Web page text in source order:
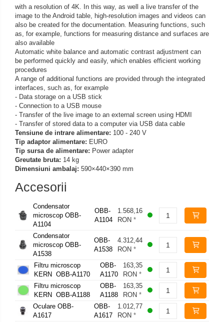
with a resolution of 4K. In this way, as well a live transfer of the
image to the Android table, high-resolution images and videos can
also be created for the documentation. Measuring functions, such
as, for example, functions for measuring distance and surfaces are
also available
Automatic white balance and automatic contrast adjustment can
be performed quickly and easily, which enables efficient working
procedures
A range of additional functions are provided through the integrated
interfaces, such as, for example
- Data storage on a USB stick
- Connection to a USB mouse
- Transfer of the live image to an external screen using HDMI
- Transfer of stored data to a computer via USB data cable
Tensiune de intrare alimentare: 100 - 240 V
Tip adaptor alimentare: EURO
Tip sursa de alimentare: Power adapter
Greutate bruta: 14 kg
Dimensiuni ambalaj: 590×440×390 mm
Accesorii
Condensator
microscop OBB-
A1104
OBB-
A1104
1.568,16
RON *
Condensator
microscop OBB-
A1538
OBB-
A1538
4.312,44
RON *
Filtru microscop
KERN OBB-A1170
OBB-
A1170
163,35
RON *
Filtru microscop
KERN OBB-A1188
OBB-
A1188
163,35
RON *
Oculare OBB-
A1617
OBB-
A1617
1.012,77
RON *